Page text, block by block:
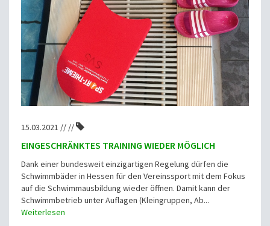
15.03.2021 // //
EINGESCHRÄNKTES TRAINING WIEDER MÖGLICH
Dank einer bundesweit einzigartigen Regelung dürfen die
Schwimmbäder in Hessen für den Vereinssport mit dem Fokus
auf die Schwimmausbildung wieder öffnen. Damit kann der
Schwimmbetrieb unter Auflagen (Kleingruppen, Ab...
Weiterlesen